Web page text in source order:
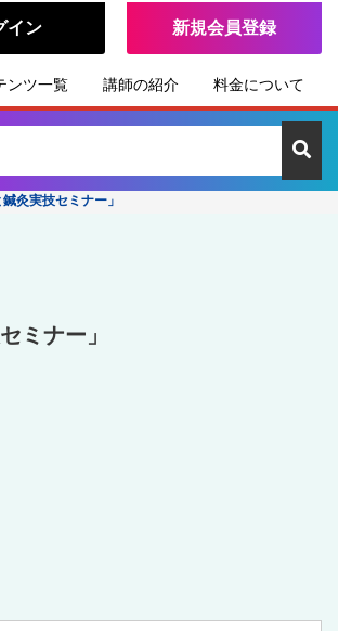
イン 新規会員登録
ンツ一覧 講師の紹介 料金について
灸実技セミナー」
ミナー」